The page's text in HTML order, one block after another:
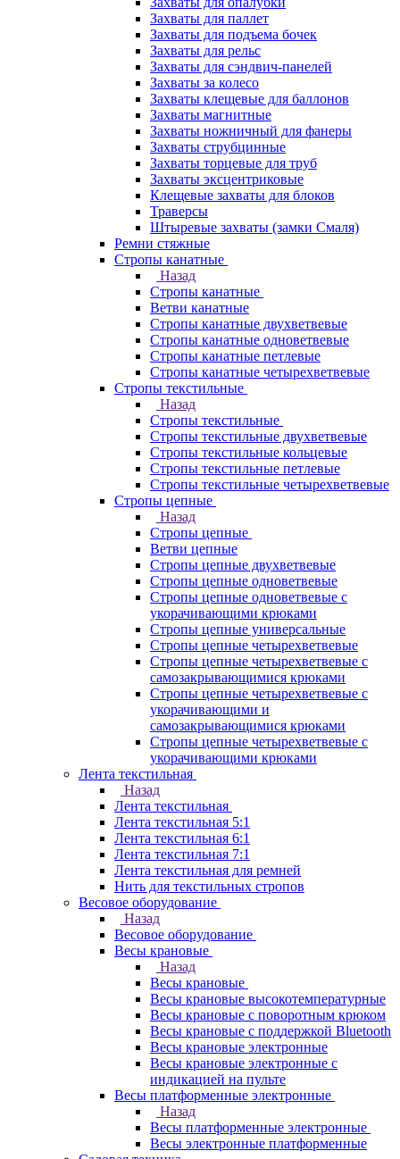
Захваты для паллет
Захваты для подъема бочек
Захваты для рельс
Захваты для сэндвич-панелей
Захваты за колесо
Захваты клещевые для баллонов
Захваты магнитные
Захваты ножничный для фанеры
Захваты струбцинные
Захваты торцевые для труб
Захваты эксцентриковые
Клещевые захваты для блоков
Траверсы
Штыревые захваты (замки Смаля)
Ремни стяжные
Стропы канатные
Назад
Стропы канатные
Ветви канатные
Стропы канатные двухветвевые
Стропы канатные одноветвевые
Стропы канатные петлевые
Стропы канатные четырехветвевые
Стропы текстильные
Назад
Стропы текстильные
Стропы текстильные двухветвевые
Стропы текстильные кольцевые
Стропы текстильные петлевые
Стропы текстильные четырехветвевые
Стропы цепные
Назад
Стропы цепные
Ветви цепные
Стропы цепные двухветвевые
Стропы цепные одноветвевые
Стропы цепные одноветвевые с
укорачивающими крюками
Стропы цепные универсальные
Стропы цепные четырехветвевые
Стропы цепные четырехветвевые с
самозакрывающимися крюками
Стропы цепные четырехветвевые с
укорачивающими и
самозакрывающимися крюками
Стропы цепные четырехветвевые с
укорачивающими крюками
Лента текстильная
Назад
Лента текстильная
Лента текстильная 5:1
Лента текстильная 6:1
Лента текстильная 7:1
Лента текстильная для ремней
Нить для текстильных стропов
Весовое оборудование
Назад
Весовое оборудование
Весы крановые
Назад
Весы крановые
Весы крановые высокотемпературные
Весы крановые с поворотным крюком
Весы крановые с поддержкой Bluetooth
Весы крановые электронные
Весы крановые электронные с
индикацией на пульте
Весы платформенные электронные
Назад
Весы платформенные электронные
Весы электронные платформенные